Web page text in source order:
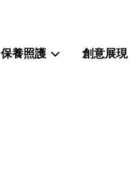
保養照護 創意展現